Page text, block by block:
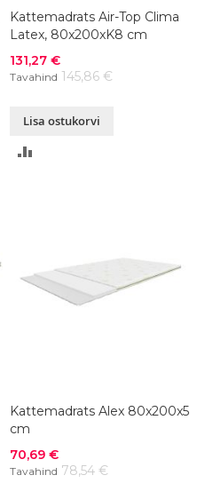
Kattemadrats Air-Top Clima
Latex, 80x200xK8 cm
Soodushind
131,27 €
Tavahind 145,86 €
Lisa ostukorvi
Kattemadrats Alex 80x200x5
cm
Soodushind
70,69 €
Tavahind 78,54 €